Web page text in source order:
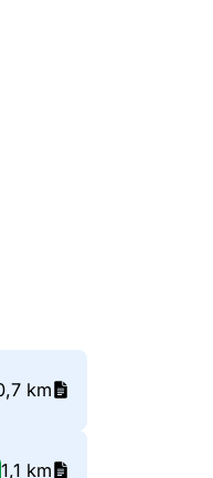
km
1,1 km